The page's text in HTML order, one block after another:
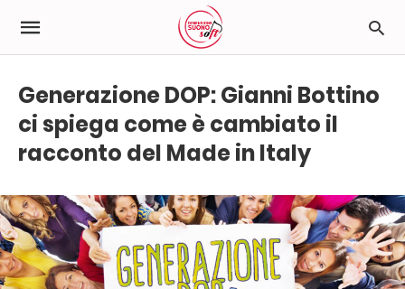
Generazione DOP: Gianni Bottino
ci spiega come è cambiato il
racconto del Made in Italy